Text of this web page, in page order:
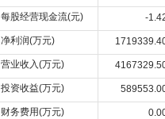
每股经营现金流(元) -
净利润(万元)
营业收入(万元)
投资收益(万元)
财务费用(万元)